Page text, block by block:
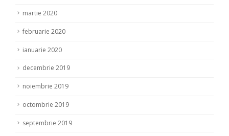
martie 2020
februarie 2020
ianuarie 2020
decembrie 2019
noiembrie 2019
octombrie 2019
septembrie 2019